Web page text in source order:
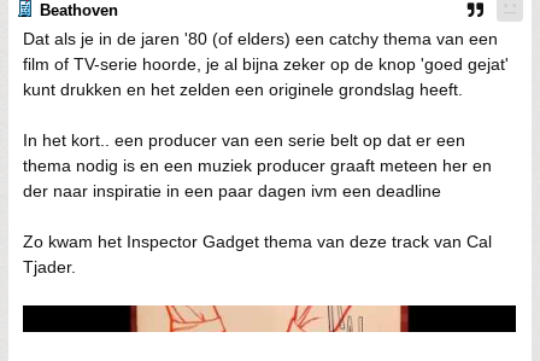
Beathoven
Dat als je in de jaren '80 (of elders) een catchy thema van een
film of TV-serie hoorde, je al bijna zeker op de knop 'goed gejat'
kunt drukken en het zelden een originele grondslag heeft.
In het kort.. een producer van een serie belt op dat er een
thema nodig is en een muziek producer graaft meteen her en
der naar inspiratie in een paar dagen ivm een deadline
Zo kwam het Inspector Gadget thema van deze track van Cal
Tjader.